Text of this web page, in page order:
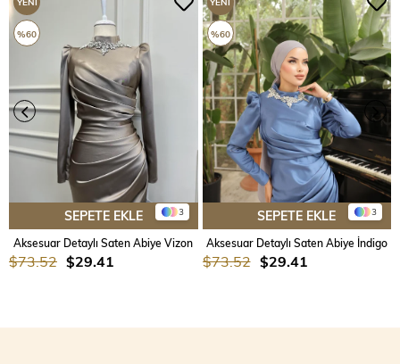
3
SEPETE EKLE
Aksesuar Detaylı Saten Abiye Vizon
$29.41
$73.52
ÜRÜN
%60
3
SEPETE EKLE
Aksesuar Detaylı Saten Abiye İndigo
$29.41
$73.52
ÜRÜN
%60